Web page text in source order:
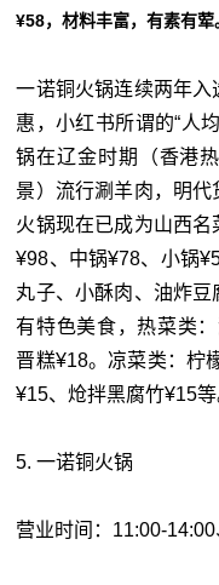
¥58，材料丰富，有素有
一诺铜火锅连续两年
惠，小红书所谓的“人
锅在辽金时期（香港
景）流行涮羊肉，明
火锅现在已成为山西
¥98、中锅¥78、小锅
丸子、小酥肉、油炸
有特色美食，热菜类
晋糕¥18。凉菜类：柠
¥15、炝拌黑腐竹¥15等
5. 一诺铜火锅
营业时间：11:00-